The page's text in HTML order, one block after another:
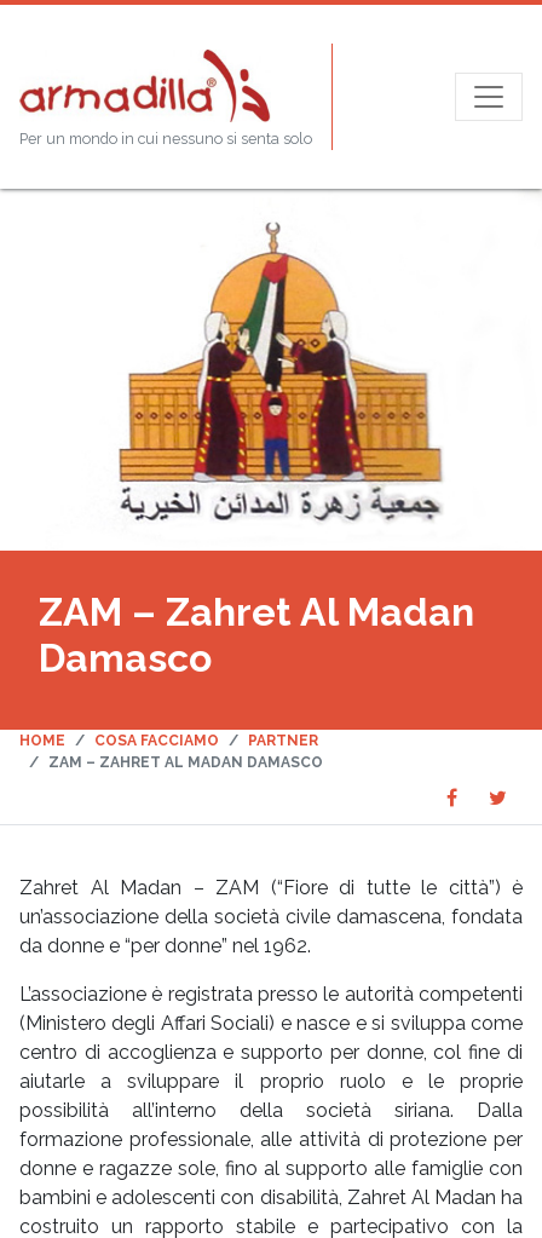
Per un mondo in cui nessuno si senta solo
ZAM – Zahret Al Madan
Damasco
HOME COSA FACCIAMO
PARTNER
ZAM – ZAHRET AL MADAN DAMASCO
Share
on
on
Zahret Al Madan – ZAM (“Fiore di tutte le città”) è
un’associazione della società civile damascena, fondata
da donne e “per donne” nel 1962.
L’associazione è registrata presso le autorità competenti
(Ministero degli Affari Sociali) e nasce e si sviluppa come
centro di accoglienza e supporto per donne, col fine di
aiutarle a sviluppare il proprio ruolo e le proprie
possibilità all’interno della società siriana. Dalla
formazione professionale, alle attività di protezione per
donne e ragazze sole, fino al supporto alle famiglie con
bambini e adolescenti con disabilità, Zahret Al Madan ha
costruito un rapporto stabile e partecipativo con la